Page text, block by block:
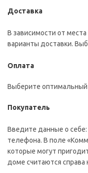
Доставка
В зависимости от
варианты доставки.
Оплата
Выберите оптимальный
Покупатель
Введите данные о
телефона. В поле
которые могут
доме считаются справа